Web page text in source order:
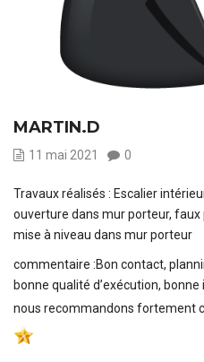
MARTIN.D
11 mai 2021 0
Travaux réalisés : Escalier
ouverture dans mur porteur,
mise à niveau dans mur porteur
commentaire :Bon contact,
bonne qualité d’exécution,
nous recommandons fortement